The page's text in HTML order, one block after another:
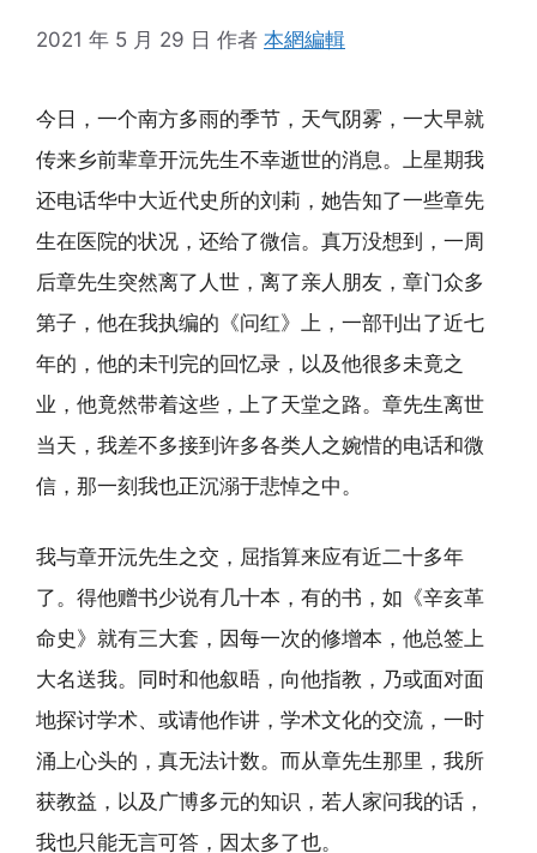
2021 年 5 月 29 日 作者 本網編輯
今日，一个南方多雨的季节，天气阴雾，一大早就
传来乡前辈章开沅先生不幸逝世的消息。上星期我
还电话华中大近代史所的刘莉，她告知了一些章先
生在医院的状况，还给了微信。真万没想到，一周
后章先生突然离了人世，离了亲人朋友，章门众多
第子，他在我执编的《问红》上，一部刊出了近七
年的，他的未刊完的回忆录，以及他很多未竟之
业，他竟然带着这些，上了天堂之路。章先生离世
当天，我差不多接到许多各类人之婉惜的电话和微
信，那一刻我也正沉溺于悲悼之中。
我与章开沅先生之交，屈指算来应有近二十多年
了。得他赠书少说有几十本，有的书，如《辛亥革
命史》就有三大套，因每一次的修增本，他总签上
大名送我。同时和他叙晤，向他指教，乃或面对面
地探讨学术、或请他作讲，学术文化的交流，一时
涌上心头的，真无法计数。而从章先生那里，我所
获教益，以及广博多元的知识，若人家问我的话，
我也只能无言可答，因太多了也。